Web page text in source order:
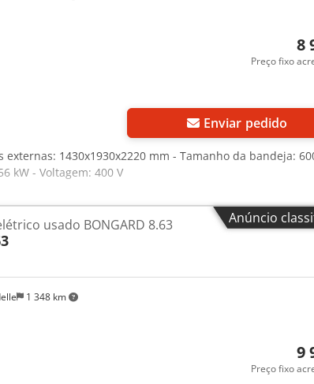
8
Preço fixo
Enviar pedido
externas: 1430x1930x2220 mm - Tamanho da bandeja:
kW - Voltagem: 400 V
Anúncio
1 348 km
usado BONGARD 8.63
9
Preço fixo